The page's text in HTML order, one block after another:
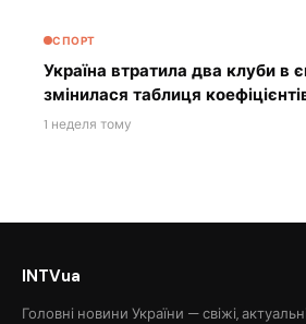
СПОРТ
Україна втратила два клуби в
змінилася таблиця
1 неделя тому
INTVua
Головні новини України — свіжі,